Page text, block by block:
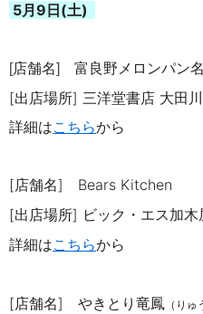
5月9 日(土)
[店舗名]
富良野メロンパン
[出店場所] 三洋堂書店 大田
詳細はこちらから
[店舗名] Bears Kitchen
[出店場所] ビック・エス加木
詳細はこちらから
[店舗名] やきとり竜鳳 （りゅ